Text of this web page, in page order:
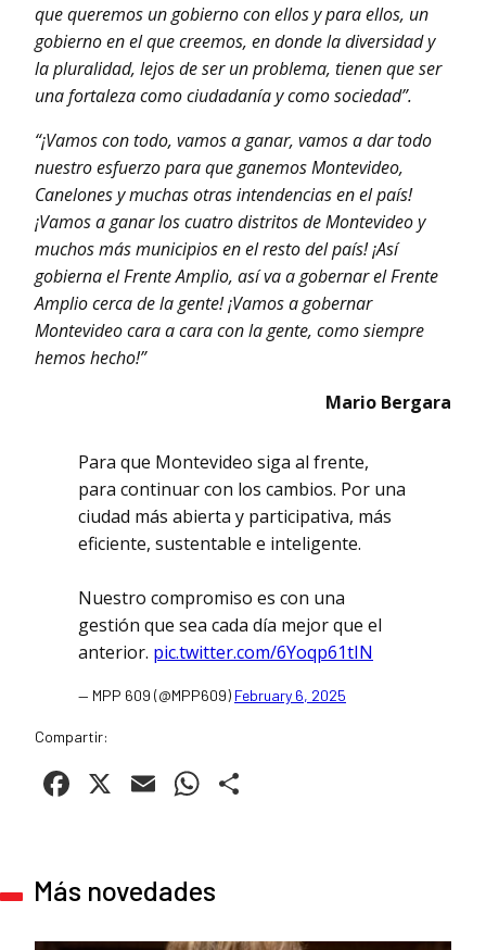
que queremos un gobierno con ellos y para ellos, un
gobierno en el que creemos, en donde la diversidad y
la pluralidad, lejos de ser un problema, tienen que ser
una fortaleza como ciudadanía y como sociedad”.
“¡Vamos con todo, vamos a ganar, vamos a dar todo
nuestro esfuerzo para que ganemos Montevideo,
Canelones y muchas otras intendencias en el país!
¡Vamos a ganar los cuatro distritos de Montevideo y
muchos más municipios en el resto del país! ¡Así
gobierna el Frente Amplio, así va a gobernar el Frente
Amplio cerca de la gente! ¡Vamos a gobernar
Montevideo cara a cara con la gente, como siempre
hemos hecho!”
Mario Bergara
Para que Montevideo siga al frente,
para continuar con los cambios. Por una
ciudad más abierta y participativa, más
eficiente, sustentable e inteligente.
Nuestro compromiso es con una
gestión que sea cada día mejor que el
anterior. pic.twitter.com/6Yoqp61tIN
— MPP 609 (@MPP609) February 6, 2025
Compartir:
Facebook
X EmailWhatsApp
Más novedades